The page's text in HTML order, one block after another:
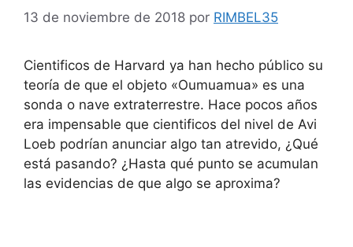
13 de noviembre de 2018 por RIMBEL35
Cientificos de Harvard ya han hecho público su
teoría de que el objeto «Oumuamua» es una
sonda o nave extraterrestre. Hace pocos años
era impensable que cientificos del nivel de Avi
Loeb podrían anunciar algo tan atrevido, ¿Qué
está pasando? ¿Hasta qué punto se acumulan
las evidencias de que algo se aproxima?